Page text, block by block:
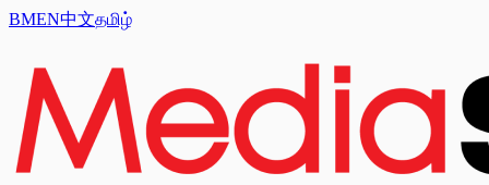
BMEN中文தமிழ்